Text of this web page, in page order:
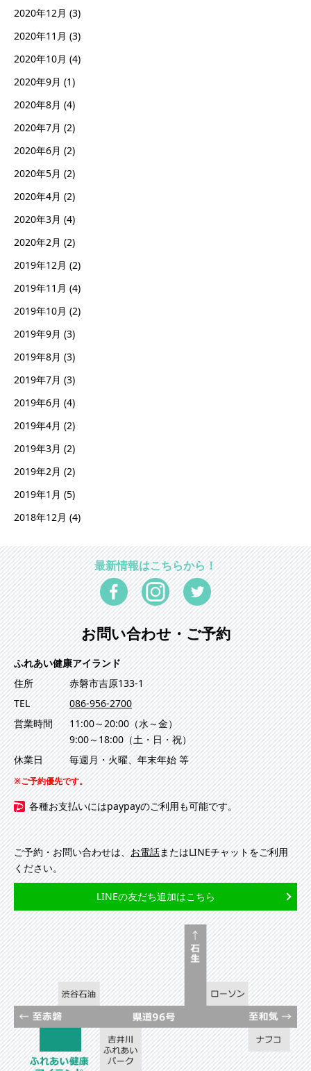
2020年12月 (3)
2020年11月 (3)
2020年10月 (4)
2020年9月 (1)
2020年8月 (4)
2020年7月 (2)
2020年6月 (2)
2020年5月 (2)
2020年4月 (2)
2020年3月 (4)
2020年2月 (2)
2019年12月 (2)
2019年11月 (4)
2019年10月 (2)
2019年9月 (3)
2019年8月 (3)
2019年7月 (3)
2019年6月 (4)
2019年4月 (2)
2019年3月 (2)
2019年2月 (2)
2019年1月 (5)
2018年12月 (4)
最新情報はこちらから！
お問い合わせ・ご予約
ふれあい健康アイランド
住所
赤磐市吉原133-1
TEL
086-956-2700
営業時間
11:00～20:00（水～金）
9:00～18:00（土・日・祝）
休業日
毎週月・火曜、年末年始 等
ご予約優先です。
各種お支払いにはpaypayのご利用も可能です。
ご予約・お問い合わせは、 お電話またはLINEチャットをご利用
ください。
LINEの友だち追加はこちら